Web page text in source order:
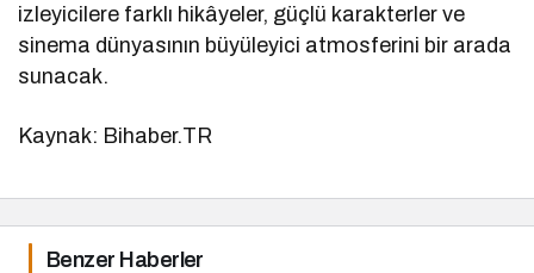
izleyicilere farklı hikâyeler, güçlü karakterler ve
sinema dünyasının büyüleyici atmosferini bir arada
sunacak.
Kaynak: Bihaber.TR
Benzer Haberler